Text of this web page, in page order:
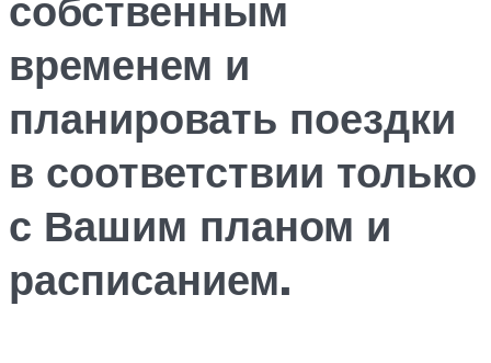
временем и
планировать поездки
в соответствии только
с Вашим планом и
расписанием.